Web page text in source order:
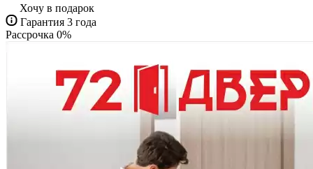
Хочу в подарок
Гарантия 3 года
Рассрочка 0%